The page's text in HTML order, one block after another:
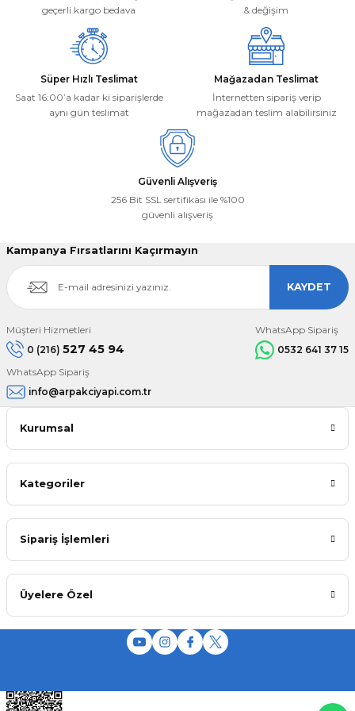
Bu ürüne benzer farklı alternatifler olmalı.
geçerli kargo bedava
& değişim
Süper Hızlı Teslimat
Saat 16:00’a kadar ki siparişlerde
aynı gün teslimat
Mağazadan Teslimat
İnternetten sipariş verip
mağazadan teslim alabilirsiniz
Güvenli Alışveriş
256 Bit SSL sertifikası ile %100
güvenli alışveriş
Kampanya Fırsatlarını Kaçırmayın
KAYDET
Müşteri Hizmetleri
0 (216) 527 45 94
WhatsApp Sipariş
0532 641 37 15
WhatsApp Sipariş
info@arpakciyapi.com.tr
Kurumsal
Kategoriler
Sipariş İşlemleri
Üyelere Özel